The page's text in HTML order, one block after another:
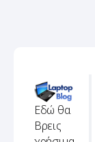
LAPTOPS
ΚΑΛΥΤΕΡΑ
ΟΔΗΓΟΣ ΑΓΟΡΑΣ